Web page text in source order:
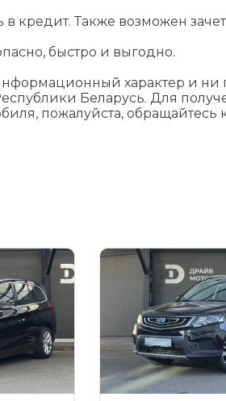
кредит. Также возможен
быстро и выгодно.
характер и ни
Беларусь. Для
пожалуйста,